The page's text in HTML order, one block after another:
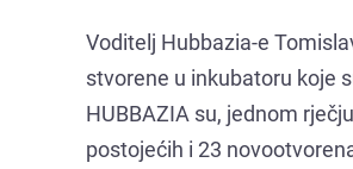
Voditelj Hubbazia-e
stvorene u inkubatoru koje
HUBBAZIA su, jednom
postojećih i 23